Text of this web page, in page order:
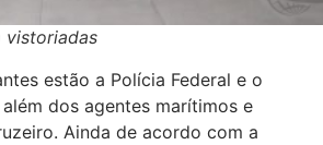
vistoriadas
estão a Polícia Federal e o
dos agentes marítimos e
Ainda de acordo com a